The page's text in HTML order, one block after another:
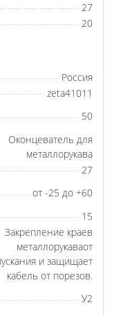
27
20
Россия
zeta41011
50
Оконцеватель для
металлорукава
27
от -25 до +60
15
Закрепление краев
металлорукаваот
и защищает
кабель от порезов.
У2